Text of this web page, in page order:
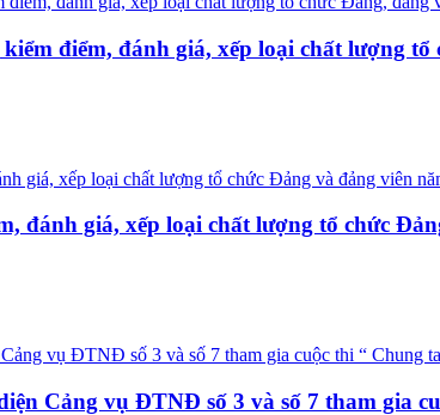
điểm, đánh giá, xếp loại chất lượng tổ
đánh giá, xếp loại chất lượng tổ chức
Cảng vụ ĐTNĐ số 3 và số 7 tham gia